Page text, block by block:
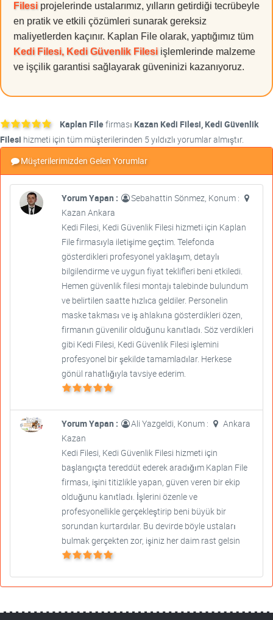
Filesi projelerinde ustalarımız, yılların getirdiği tecrübeyle
en pratik ve etkili çözümleri sunarak gereksiz
maliyetlerden kaçınır. Kaplan File olarak, yaptığımız tüm
Kedi Filesi, Kedi Güvenlik Filesi işlemlerinde malzeme
ve işçilik garantisi sağlayarak güveninizi kazanıyoruz.
Kaplan Filefirması Kazan Kedi Filesi, Kedi Güvenlik
Filesi hizmeti için tüm müşterilerinden 5 yıldızlı yorumlar almıştır.
Müşterilerimizden Gelen Yorumlar
Yorum Yapan :
Sebahattin Sönmez, Konum :
Kazan Ankara
Kedi Filesi, Kedi Güvenlik Filesi hizmeti için Kaplan
File firmasıyla iletişime geçtim. Telefonda
gösterdikleri profesyonel yaklaşım, detaylı
bilgilendirme ve uygun fiyat teklifleri beni etkiledi.
Hemen güvenlik filesi montajı talebinde bulundum
ve belirtilen saatte hızlıca geldiler. Personelin
maske takması ve iş ahlakına gösterdikleri özen,
firmanın güvenilir olduğunu kanıtladı. Söz verdikleri
gibi Kedi Filesi, Kedi Güvenlik Filesi işlemini
profesyonel bir şekilde tamamladılar. Herkese
gönül rahatlığıyla tavsiye ederim.
Yorum Yapan : Ali Yazgeldi, Konum :
Ankara
Kazan
Kedi Filesi, Kedi Güvenlik Filesi hizmeti için
başlangıçta tereddüt ederek aradığım Kaplan File
firması, işini titizlikle yapan, güven veren bir ekip
olduğunu kanıtladı. İşlerini özenle ve
profesyonellikle gerçekleştirip beni büyük bir
sorundan kurtardılar. Bu devirde böyle ustaları
bulmak gerçekten zor, işiniz her daim rast gelsin